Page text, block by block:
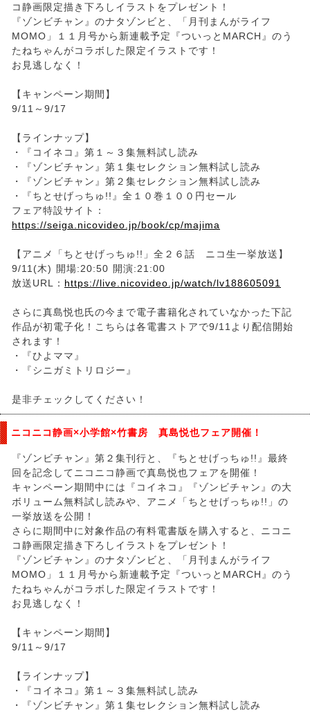
コ静画限定描き下ろしイラストをプレゼント！
『ゾンビチャン』のナタゾンビと、「月刊まんがライフ
MOMO」１１月号から新連載予定『ついっとMARCH』のう
たねちゃんがコラボした限定イラストです！
お見逃しなく！
【キャンペーン期間】
9/11～9/17
【ラインナップ】
・『コイネコ』第１～３集無料試し読み
・『ゾンビチャン』第１集セレクション無料試し読み
・『ゾンビチャン』第２集セレクション無料試し読み
・『ちとせげっちゅ!!』全１０巻１００円セール
フェア特設サイト：
https://seiga.nicovideo.jp/book/cp/majima
【アニメ「ちとせげっちゅ!!」全２６話 ニコ生一挙放送】
9/11(木) 開場:20:50 開演:21:00
放送URL： https://live.nicovideo.jp/watch/lv188605091
さらに真島悦也氏の今まで電子書籍化されていなかった下記
作品が初電子化！こちらは各電書ストアで9/11より配信開始
されます！
・『ひよママ』
・『シニガミトリロジー』
是非チェックしてください！
ニコニコ静画×小学館×竹書房 真島悦也フェア開催！
『ゾンビチャン』第２集刊行と、『ちとせげっちゅ!!』最終
回を記念してニコニコ静画で真島悦也フェアを開催！
キャンペーン期間中には『コイネコ』『ゾンビチャン』の大
ボリューム無料試し読みや、アニメ「ちとせげっちゅ!!」の
一挙放送を公開！
さらに期間中に対象作品の有料電書版を購入すると、ニコニ
コ静画限定描き下ろしイラストをプレゼント！
『ゾンビチャン』のナタゾンビと、「月刊まんがライフ
MOMO」１１月号から新連載予定『ついっとMARCH』のう
たねちゃんがコラボした限定イラストです！
お見逃しなく！
【キャンペーン期間】
9/11～9/17
【ラインナップ】
・『コイネコ』第１～３集無料試し読み
・『ゾンビチャン』第１集セレクション無料試し読み